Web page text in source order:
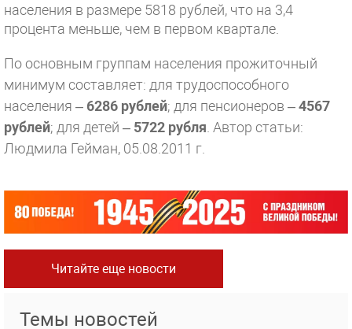
населения в размере 5818 рублей, что на 3,4
процента меньше, чем в первом квартале.
По основным группам населения прожиточный
минимум составляет: для трудоспособного
населения – 6286 рублей; для пенсионеров –4567
рублей; для детей – 5722 рубля Автор статьи:
Людмила Гейман, 05.08.2011 г.
Читайте еще новости
Темы новостей